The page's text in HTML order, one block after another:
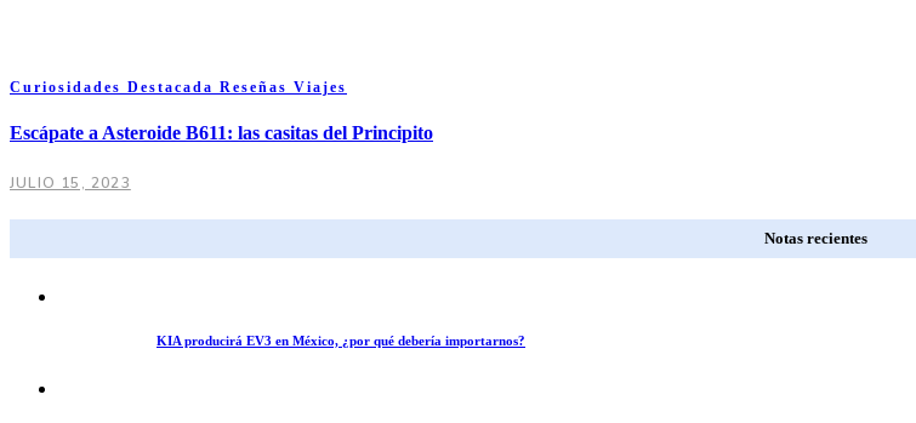
Curiosidades Destacada Reseñas Viajes
Escápate a Asteroide B611: las casitas del Principito
JULIO 15, 2023
Notas recientes
KIA producirá EV3 en México, ¿por qué debería importarnos?